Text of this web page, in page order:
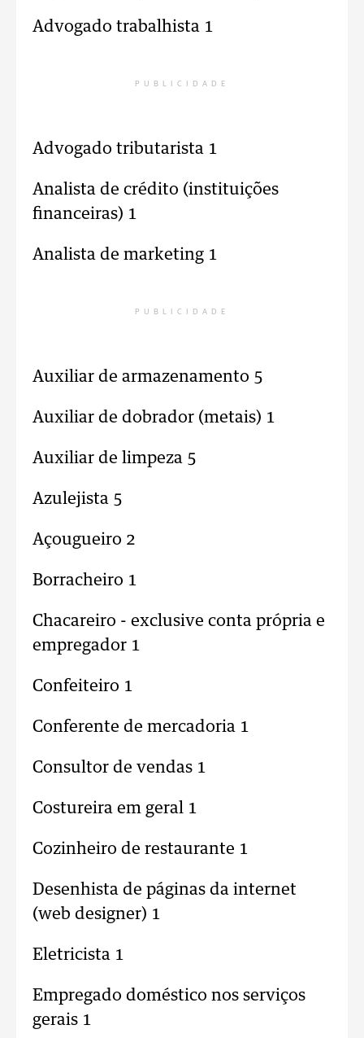
Advogado trabalhista 1
PUBLICIDADE
Advogado tributarista 1
Analista de crédito (instituições
financeiras) 1
Analista de marketing 1
PUBLICIDADE
Auxiliar de armazenamento 5
Auxiliar de dobrador (metais) 1
Auxiliar de limpeza 5
Azulejista 5
Açougueiro 2
Borracheiro 1
Chacareiro - exclusive conta própria e
empregador 1
Confeiteiro 1
Conferente de mercadoria 1
Consultor de vendas 1
Costureira em geral 1
Cozinheiro de restaurante 1
Desenhista de páginas da internet
(web designer) 1
Eletricista 1
Empregado doméstico nos serviços
gerais 1